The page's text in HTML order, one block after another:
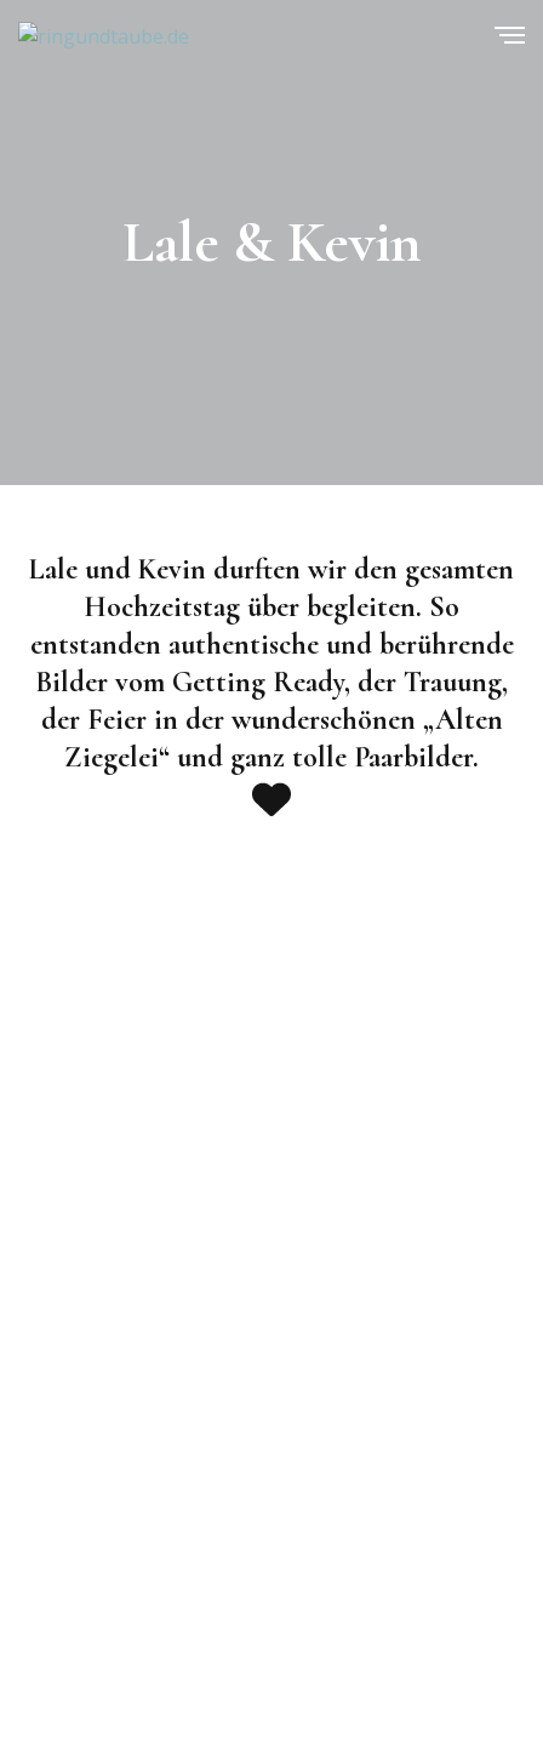
Lale & Kevin
Lale und Kevin durften wir den gesamten
Hochzeitstag über begleiten. So
entstanden authentische und berührende
Bilder vom Getting Ready, der Trauung,
der Feier in der wunderschönen „Alten
Ziegelei“ und ganz tolle Paarbilder.